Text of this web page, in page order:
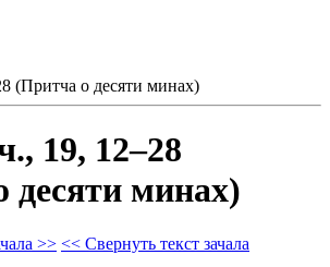
(Притча о десяти минах)
19, 12–28
десяти минах)
>> << Свернуть текст зачала